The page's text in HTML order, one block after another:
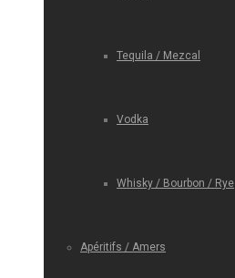
Tequila / Mezcal
Vodka
Whisky / Bourbon / Rye
Apéritifs / Amers